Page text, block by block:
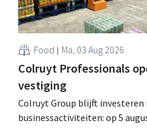
Food Ma, 03 Aug 2026
Colruyt Professionals
vestiging
Colruyt Group blijft
businessactiviteiten: op 5